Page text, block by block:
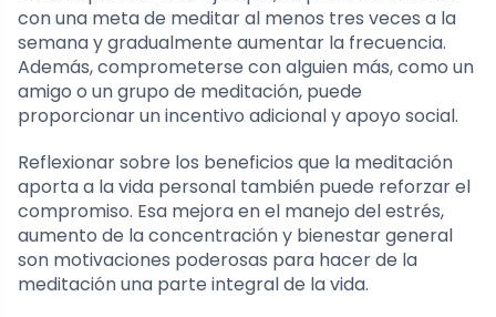
con una meta de meditar al menos tres veces a la
semana y gradualmente aumentar la frecuencia.
Además, comprometerse con alguien más, como un
amigo o un grupo de meditación, puede
proporcionar un incentivo adicional y apoyo social.
Reflexionar sobre los beneficios que la meditación
aporta a la vida personal también puede reforzar el
compromiso. Esa mejora en el manejo del estrés,
aumento de la concentración y bienestar general
son motivaciones poderosas para hacer de la
meditación una parte integral de la vida.